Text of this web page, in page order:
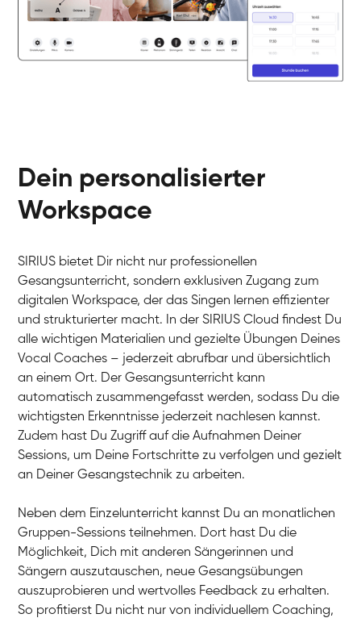
Dein personalisierter
Workspace
SIRIUS bietet Dir nicht nur professionellen
Gesangsunterricht, sondern exklusiven Zugang zum
digitalen Workspace, der das Singen lernen effizienter
und strukturierter macht. In der SIRIUS Cloud findest Du
alle wichtigen Materialien und gezielte Übungen Deines
Vocal Coaches – jederzeit abrufbar und übersichtlich
an einem Ort. Der Gesangsunterricht kann
automatisch zusammengefasst werden, sodass Du die
wichtigsten Erkenntnisse jederzeit nachlesen kannst.
Zudem hast Du Zugriff auf die Aufnahmen Deiner
Sessions, um Deine Fortschritte zu verfolgen und gezielt
an Deiner Gesangstechnik zu arbeiten.
Neben dem Einzelunterricht kannst Du an monatlichen
Gruppen-Sessions teilnehmen. Dort hast Du die
Möglichkeit, Dich mit anderen Sängerinnen und
Sängern auszutauschen, neue Gesangsübungen
auszuprobieren und wertvolles Feedback zu erhalten.
So profitierst Du nicht nur von individuellem Coaching,